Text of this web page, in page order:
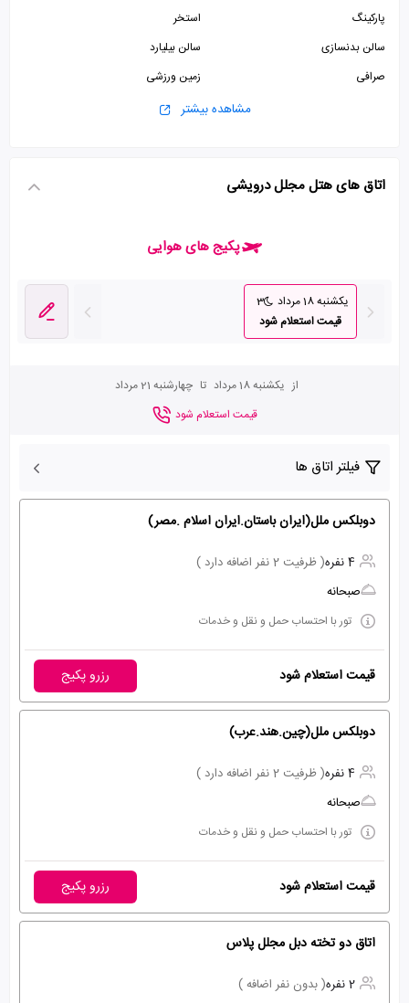
پارکینگ
استخر
سالن بدنسازی
سالن بیلیارد
صرافی
زمین ورزشی
آسانسور
مشاهده بیشتر
اتاق های هتل مجلل درویشی
پکیج های هوایی
یکشنبه 18 مرداد
3
قیمت استعلام شود
از یکشنبه 18 مرداد تا چهارشنبه 21 مرداد
قیمت استعلام شود
فیلتر اتاق ها
دوبلکس ملل(ایران باستان.ایران اسلام .مصر)
4 نفره
( ظرفیت 2 نفر اضافه دارد )
صبحانه
تور با احتساب حمل و نقل و خدمات
قیمت استعلام شود رزرو پکیج
دوبلکس ملل(چین.هند.عرب)
4 نفره
( ظرفیت 2 نفر اضافه دارد )
صبحانه
تور با احتساب حمل و نقل و خدمات
قیمت استعلام شود رزرو پکیج
اتاق دو تخته دبل مجلل پلاس
2 نفره
( بدون نفر اضافه )